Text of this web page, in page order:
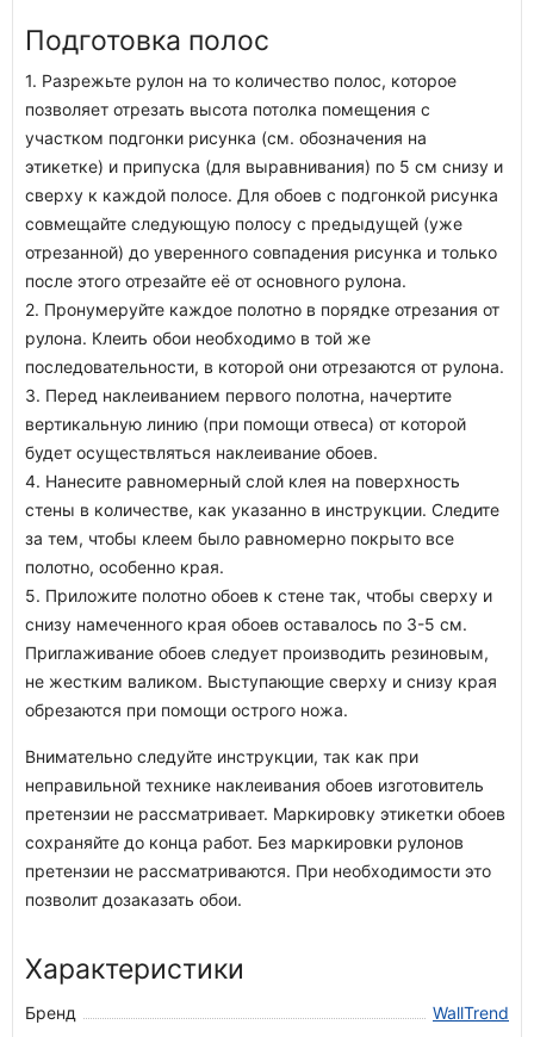
Подготовка полос
1. Разрежьте рулон на то количество полос, которое
позволяет отрезать высота потолка помещения с
участком подгонки рисунка (см. обозначения на
этикетке) и припуска (для выравнивания) по 5 см снизу и
сверху к каждой полосе. Для обоев с подгонкой рисунка
совмещайте следующую полосу с предыдущей (уже
отрезанной) до уверенного совпадения рисунка и только
после этого отрезайте её от основного рулона.
2. Пронумеруйте каждое полотно в порядке отрезания от
рулона. Клеить обои необходимо в той же
последовательности, в которой они отрезаются от рулона.
3. Перед наклеиванием первого полотна, начертите
вертикальную линию (при помощи отвеса) от которой
будет осуществляться наклеивание обоев.
4. Нанесите равномерный слой клея на поверхность
стены в количестве, как указанно в инструкции. Следите
за тем, чтобы клеем было равномерно покрыто все
полотно, особенно края.
5. Приложите полотно обоев к стене так, чтобы сверху и
снизу намеченного края обоев оставалось по 3-5 см.
Приглаживание обоев следует производить резиновым,
не жестким валиком. Выступающие сверху и снизу края
обрезаются при помощи острого ножа.
Внимательно следуйте инструкции, так как при
неправильной технике наклеивания обоев изготовитель
претензии не рассматривает. Маркировку этикетки обоев
сохраняйте до конца работ. Без маркировки рулонов
претензии не рассматриваются. При необходимости это
позволит дозаказать обои.
Характеристики
Бренд
WallTrend